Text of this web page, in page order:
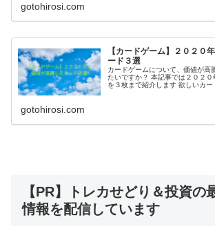
gotohirosi.com
【カードゲーム】２０２０
ード３選
カードゲームについて、価値が高
たいですか？ 本記事では２０２
を３枚まで紹介します 欲しいカ
gotohirosi.com
【PR】トレカせどり＆投資の
情報を配信しています